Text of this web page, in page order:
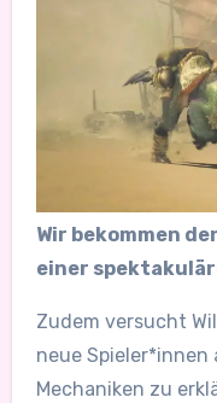
Wir bekommen
einer
Zudem versucht
neue Spieler*innen
Mechaniken zu